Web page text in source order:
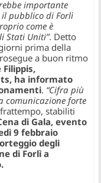
importante
il pubblico di Forlì
come è
Stati Uniti”. Detto
prima della
a buon ritmo
Filippis,
ha informato
. “Cifra più
comunicazione forte
stabiliti
di Gala, evento
9 febbraio
degli
di Forlì a